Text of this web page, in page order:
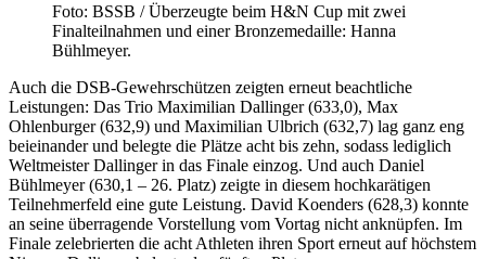
Foto: BSSB / Überzeugte beim H&N Cup mit zwei
Finalteilnahmen und einer Bronzemedaille: Hanna
Bühlmeyer.
Auch die DSB-Gewehrschützen zeigten erneut beachtliche
Leistungen: Das Trio Maximilian Dallinger (633,0), Max
Ohlenburger (632,9) und Maximilian Ulbrich (632,7) lag ganz eng
beieinander und belegte die Plätze acht bis zehn, sodass lediglich
Weltmeister Dallinger in das Finale einzog. Und auch Daniel
Bühlmeyer (630,1 – 26. Platz) zeigte in diesem hochkarätigen
Teilnehmerfeld eine gute Leistung. David Koenders (628,3) konnte
an seine überragende Vorstellung vom Vortag nicht anknüpfen. Im
Finale zelebrierten die acht Athleten ihren Sport erneut auf höchstem